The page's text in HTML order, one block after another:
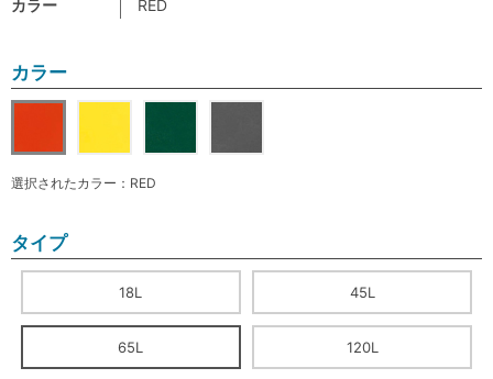
カラー RED
カラー
選択されたカラー：RED
タイプ
18L 45L
65L 120L